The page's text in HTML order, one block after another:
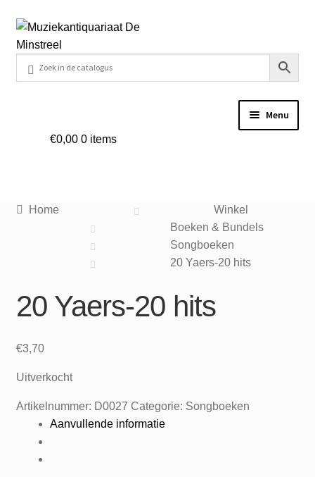
Ga
door
navigatie
Ga
naar
inhoud
Menu
Veel gestelde vragen
Mijn account
€0,00 0 items
Home
Winkel
Boeken & Bundels
Songboeken
20 Yaers-20 hits
20 Yaers-20 hits
€3,70
Uitverkocht
Artikelnummer: D0027 Categorie: Songboeken
Aanvullende informatie